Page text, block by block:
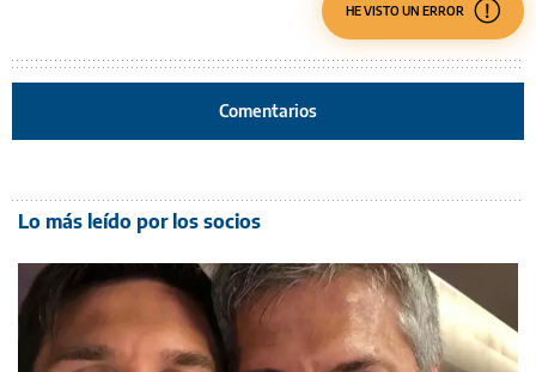
HE VISTO UN ERROR
Comentarios
Lo más leído por los socios